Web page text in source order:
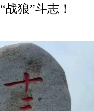
“战狼”斗志！